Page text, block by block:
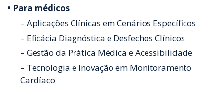
• Para médicos
– Aplicações Clínicas em Cenários Específicos
– Eficácia Diagnóstica e Desfechos Clínicos
– Gestão da Prática Médica e Acessibilidade
– Tecnologia e Inovação em Monitoramento
Cardíaco